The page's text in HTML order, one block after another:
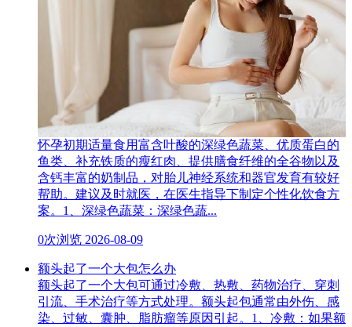
怀孕初期适量食用富含叶酸的深绿色蔬菜、优质蛋白的
鱼类、补充铁质的瘦红肉、提供膳食纤维的全谷物以及
含钙丰富的奶制品，对胎儿神经系统和器官发育有较好
帮助。建议及时就医，在医生指导下制定个性化饮食方
案。1、深绿色蔬菜：深绿色蔬...
0次浏览 2026-08-09
额头起了一个大包怎么办
额头起了一个大包可通过冷敷、热敷、药物治疗、穿刺
引流、手术治疗等方式处理。额头起包通常由外伤、感
染、过敏、囊肿、脂肪瘤等原因引起。1、冷敷：如果额